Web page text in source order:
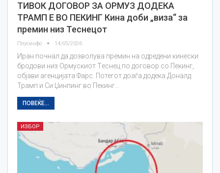
ТИВОК ДОГОВОР ЗА ОРМУЗ ДОДЕКА
ТРАМП Е ВО ПЕКИНГ Кина доби „виза“ за
премин низ Теснецот
Плусинфо 14/05/2026
Иран почнал да дозволува премин на одредени кинески
бродови низ Ормускиот Tеснец по договор со Пекинг,
објави агенцијата Фарс. Потегот доаѓа додека Доналд
Трамп и Си Џинпинг во Пекинг…
ПОВЕЌЕ...
ИЗБОР